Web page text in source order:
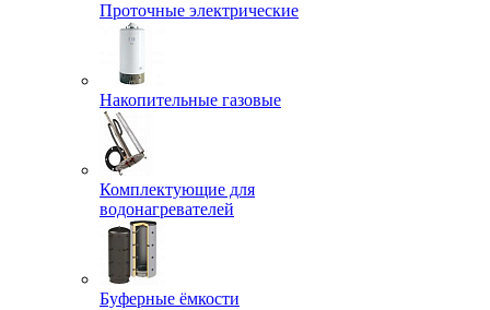
Проточные электрические
Накопительные газовые
Комплектующие для
водонагревателей
Буферные ёмкости